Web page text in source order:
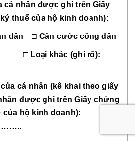
cá nhân được ghi trên Giấy
thuế của hộ kinh doanh):
dân □ Căn cước công dân
khác (ghi rõ):
cá nhân (kê khai theo giấy
được ghi trên Giấy chứng
của hộ kinh doanh):